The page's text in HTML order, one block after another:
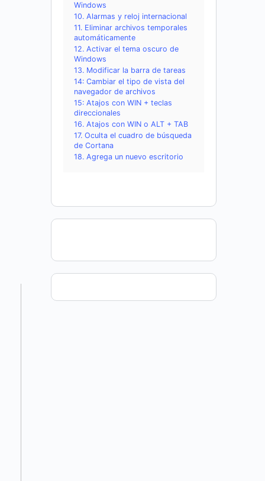
Windows
10. Alarmas y reloj internacional
11. Eliminar archivos temporales
automáticamente
12. Activar el tema oscuro de
Windows
13. Modificar la barra de tareas
14: Cambiar el tipo de vista del
navegador de archivos
15: Atajos con WIN + teclas
direccionales
16. Atajos con WIN o ALT + TAB
17. Oculta el cuadro de búsqueda
de Cortana
18. Agrega un nuevo escritorio